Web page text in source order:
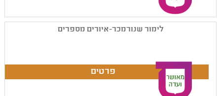
לימור שנורמכר-איורים מספרים